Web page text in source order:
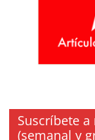
Suscríbete
(semanal y